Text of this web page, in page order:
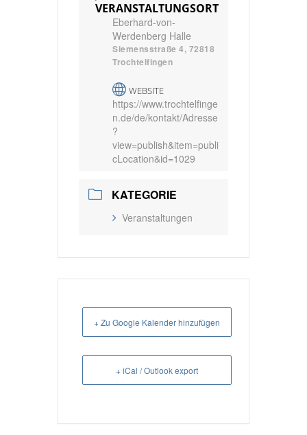
VERANSTALTUNGSORT
Eberhard-von-
Werdenberg Halle
Siemensstraße 4, 72818
Trochtelfingen
WEBSITE
https://www.trochtelfinge
n.de/de/kontakt/Adresse
?
view=publish&item=publi
cLocation&id=1029
KATEGORIE
Veranstaltungen
+ Zu Google Kalender hinzufügen
+ iCal / Outlook export